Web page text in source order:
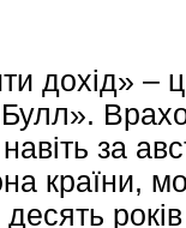
дохід» –
за
країни,
десять